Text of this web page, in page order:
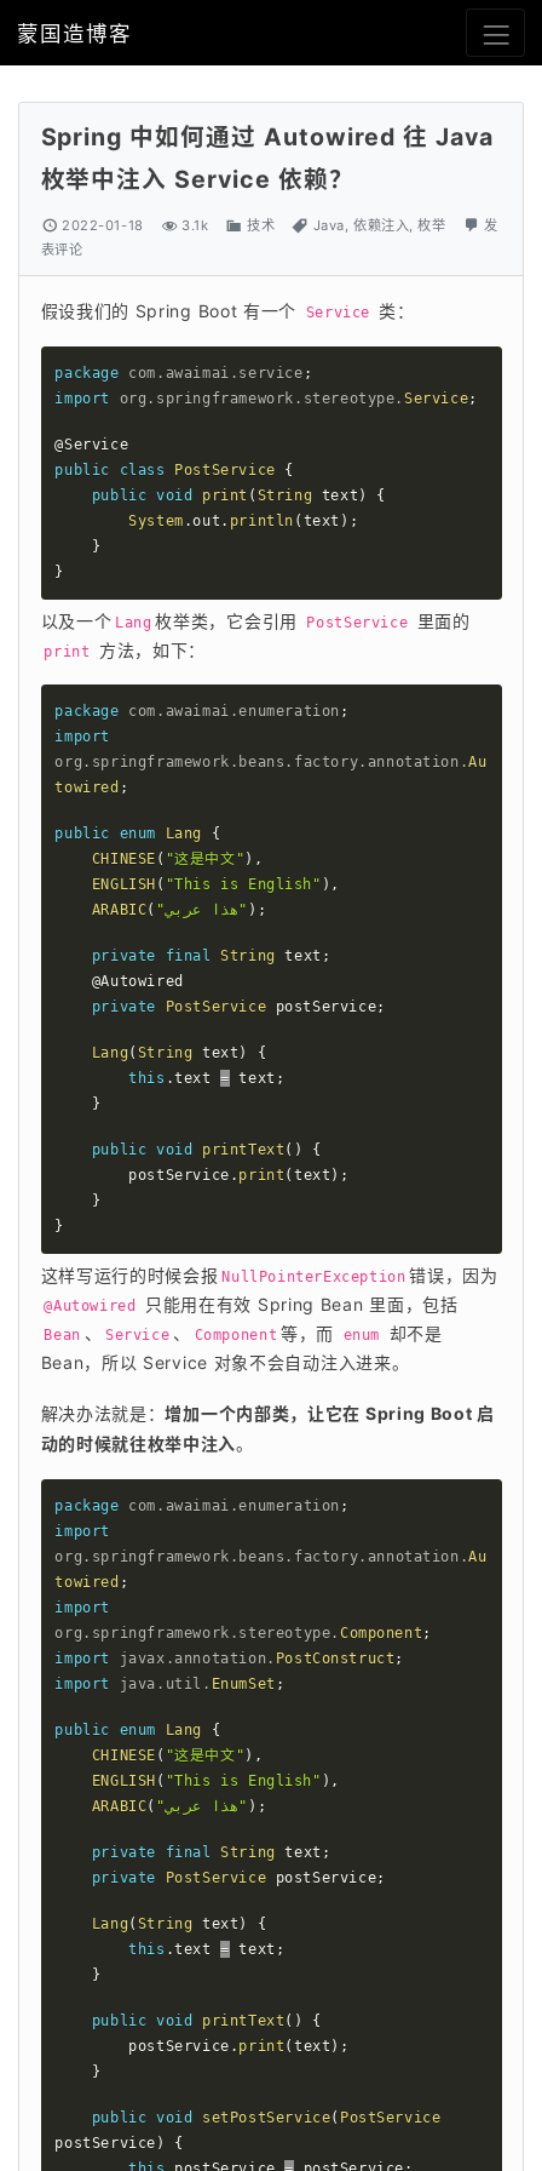
蒙国造博客
Spring 中如何通过 Autowired 往 Java
枚举中注入 Service 依赖？
2022-01-18 3.1k 技术 Java,依赖注入,枚举
发
表评论
假设我们的 Spring Boot 有一个 Service 类：
package com . awaimai . service ;
import
org . springframework . stereotype .Service;
@Service
public
class PostService
{
public void print ( String text )
{
System .out . println ( text ) ;
}
}
以及一个 Lang 枚举类，它会引用 PostService
print 方法，如下：
package com . awaimai .enumeration ;
import
org . springframework . beans . factory . annotation .Au
towired ;
public enum Lang
{
CHINESE ( "这是中文" ) ,
ENGLISH ( "This is English" ) ,
ARABIC( "هذا عربي" ) ;
private final String text ;
@Autowired
private
PostService postService;
Lang ( String text )
{
this .text = text ;
}
public void printText ( )
{
        postService
. print ( text ) ;
}
}
这样写运行的时候会报 NullPointerException
@Autowired 只能用在有效 Spring Bean 里面，包括
Bean 、 Service 、 Component 等，而 enum
却不是
Bean，所以 Service 对象不会自动注入进来。
解决办法就是：增加一个内部类，让它在 Spring Boot 启
动的时候就往枚举中注入。
package com . awaimai .enumeration ;
import
org . springframework . beans . factory . annotation .Au
towired ;
import
org . springframework . stereotype . Component ;
import
javax . annotation . PostConstruct ;
import
java . util . EnumSet ;
public enum Lang
{
CHINESE ( "这是中文" ) ,
ENGLISH ( "This is English" ) ,
ARABIC( "هذا عربي" ) ;
private final String text ;
private
PostService postService;
Lang ( String text )
{
this .text = text ;
}
public void printText ( )
{
        postService
. print ( text ) ;
}
public void setPostService( PostService
postService )
{